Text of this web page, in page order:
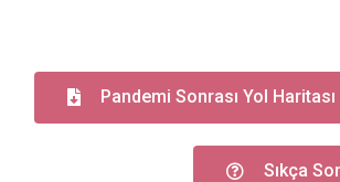
Pandemi Sonrası Yol
Sıkça